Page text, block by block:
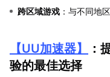
跨区域游戏 ：与不同地
【UU加速器】
：
验的最佳选择